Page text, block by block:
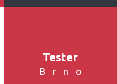
Tester
Brno